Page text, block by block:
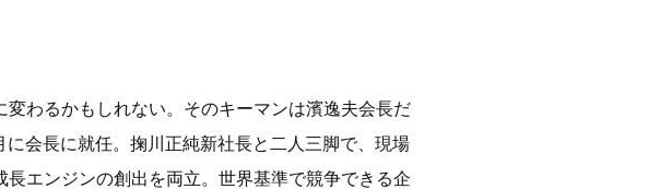
わるかもしれない。そのキーマンは濱逸夫会長だ
会長に就任。掬川正純新社長と二人三脚で、現場
エンジンの創出を両立。世界基準で競争できる企